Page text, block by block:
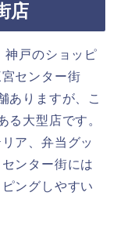
店
神戸のショッピ
センター街
ありますが、こ
る大型店です。
ア、弁当グッ
ンター街には
ングしやすい